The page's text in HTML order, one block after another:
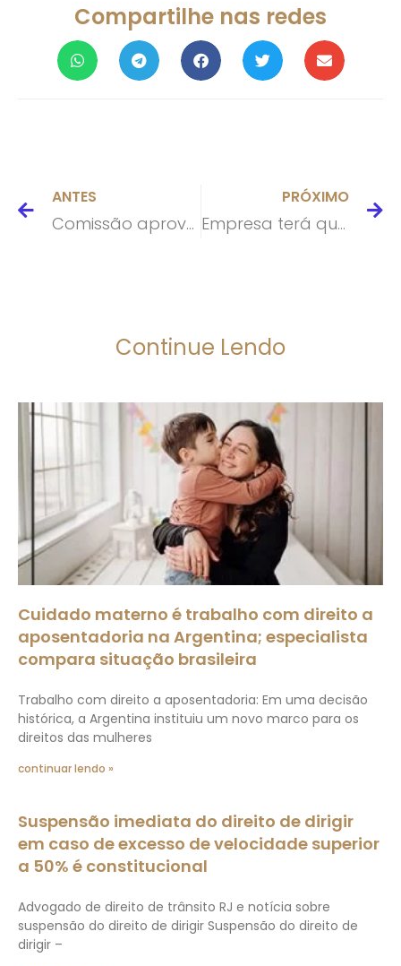
Compartilhe nas redes
ANTES
Comissão aprova suspensão das novas regras do Contran para a CNH
PRÓXIMO
Empresa terá que ressarcir consumidora após carro cair de elevador hidráulico
Continue Lendo
Cuidado materno é trabalho com direito a
aposentadoria na Argentina; especialista
compara situação brasileira
Trabalho com direito a aposentadoria: Em uma decisão
histórica, a Argentina instituiu um novo marco para os
direitos das mulheres
continuar lendo »
Suspensão imediata do direito de dirigir
em caso de excesso de velocidade superior
a 50% é constitucional
Advogado de direito de trânsito RJ e notícia sobre
suspensão do direito de dirigir Suspensão do direito de
dirigir –